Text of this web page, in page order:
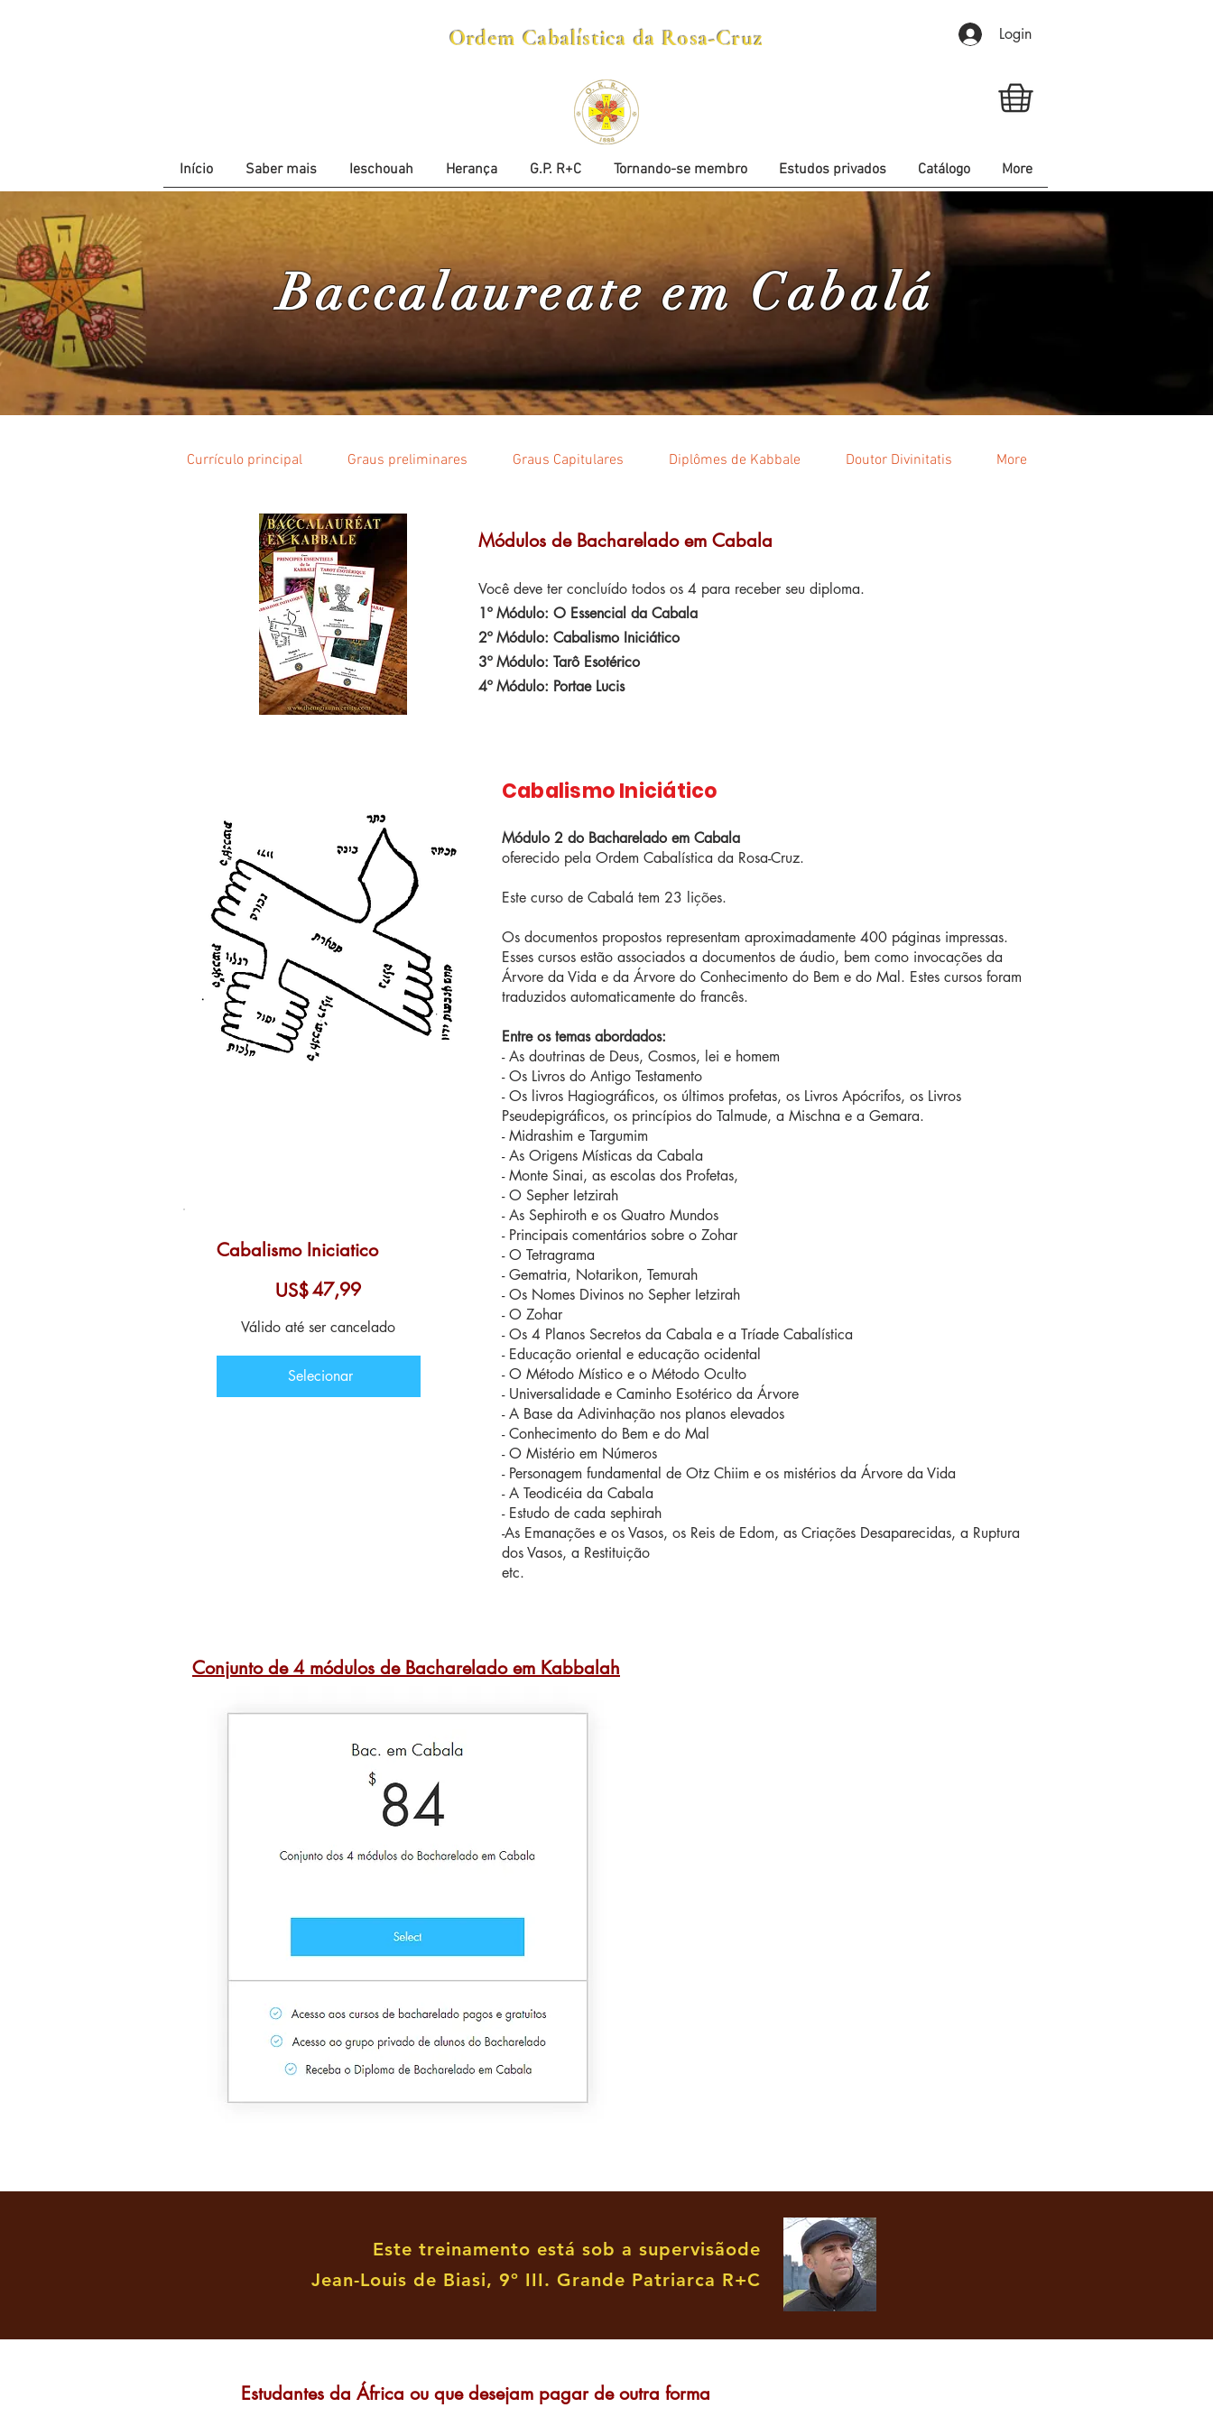
Ordem Cabalística da Rosa-Cruz Login
Início Saber mais Ieschouah Herança G.P. R+C Tornando-se membro Estudos privados Catálogo More
Baccalaureate em Cabalá
Currículo principal Graus preliminares Graus Capitulares Diplômes de Kabbale Doutor Divinitatis More
Módulos de Bacharelado em Cabala
Você deve ter concluído todos os 4 para receber seu diploma.
1º Módulo: O Essencial da Cabala
2º Módulo: Cabalismo Iniciático
3º Módulo: Tarô Esotérico
4º Módulo: Portae Lucis
Cabalismo Iniciatico
US$47,99
Válido até ser cancelado
Selecionar
Cabalismo Iniciático
Módulo 2 do Bacharelado em Cabala
oferecido pela Ordem Cabalística da Rosa-Cruz.
Este curso de Cabalá tem 23 lições.
Os documentos propostos representam aproximadamente 400 páginas impressas.
Esses cursos estão associados a documentos de áudio, bem como invocações da
Árvore da Vida e da Árvore do Conhecimento do Bem e do Mal. Estes cursos foram
traduzidos automaticamente do francês.
Entre os temas abordados:
- As doutrinas de Deus, Cosmos, lei e homem
- Os Livros do Antigo Testamento
- Os livros Hagiográficos, os últimos profetas, os Livros Apócrifos, os Livros
Pseudepigráficos, os princípios do Talmude, a Mischna e a Gemara.
- Midrashim e Targumim
- As Origens Místicas da Cabala
- Monte Sinai, as escolas dos Profetas,
- O Sepher Ietzirah
- As Sephiroth e os Quatro Mundos
- Principais comentários sobre o Zohar
- O Tetragrama
- Gematria, Notarikon, Temurah
- Os Nomes Divinos no Sepher Ietzirah
- O Zohar
- Os 4 Planos Secretos da Cabala e a Tríade Cabalística
- Educação oriental e educação ocidental
- O Método Místico e o Método Oculto
- Universalidade e Caminho Esotérico da Árvore
- A Base da Adivinhação nos planos elevados
- Conhecimento do Bem e do Mal
- O Mistério em Números
- Personagem fundamental de Otz Chiim e os mistérios da Árvore da Vida
- A Teodicéia da Cabala
- Estudo de cada sephirah
-As Emanações e os Vasos, os Reis de Edom, as Criações Desaparecidas, a Ruptura
dos Vasos, a Restituição
etc.
Conjunto de 4 módulos de Bacharelado em Kabbalah
Este treinamento está sob a supervisãode
Jean-Louis de Biasi, 9º III. Grande Patriarca R+C
Estudantes da África ou que desejam pagar de outra forma